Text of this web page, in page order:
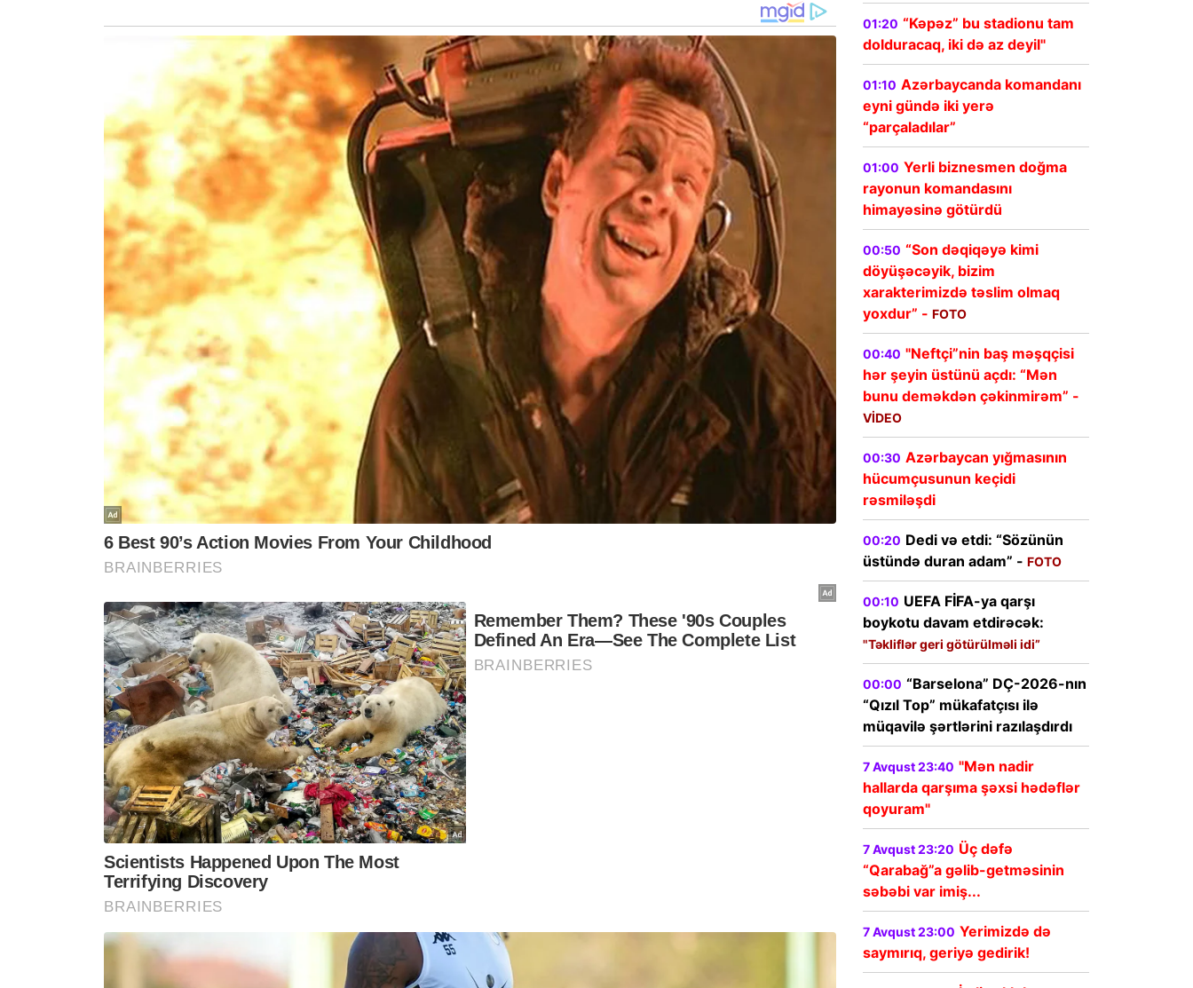
01:20 “Kəpəz” bu stadionu tam
dolduracaq, iki də az deyil"
01:10 Azərbaycanda komandanı
eyni gündə iki yerə
“parçaladılar”
01:00 Yerli biznesmen doğma
rayonun komandasını
himayəsinə götürdü
00:50 “Son dəqiqəyə kimi
döyüşəcəyik, bizim
xarakterimizdə təslim olmaq
yoxdur” - FOTO
00:40 "Neftçi”nin baş məşqçisi
hər şeyin üstünü açdı: “Mən
bunu deməkdən çəkinmirəm” -
VİDEO
00:30 Azərbaycan yığmasının
hücumçusunun keçidi
rəsmiləşdi
00:20 Dedi və etdi: “Sözünün
üstündə duran adam” - FOTO
00:10 UEFA FİFA-ya qarşı
boykotu davam etdirəcək:
"Təkliflər geri götürülməli idi”
00:00 “Barselona” DÇ-2026-nın
“Qızıl Top” mükafatçısı ilə
müqavilə şərtlərini razılaşdırdı
7 Avqust 23:40 "Mən nadir
hallarda qarşıma şəxsi hədəflər
qoyuram"
7 Avqust 23:20 Üç dəfə
“Qarabağ”a gəlib-getməsinin
səbəbi var imiş...
7 Avqust 23:00 Yerimizdə də
saymırıq, geriyə gedirik!